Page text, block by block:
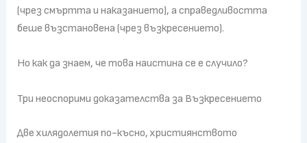
(чрез смъртта и наказанието), а справедливостта
беше възстановена (чрез възкресението).
Но как да знаем, че това наистина се е случило?
Три неоспорими доказателства за Възкресението
Две хилядолетия по-късно, християнството